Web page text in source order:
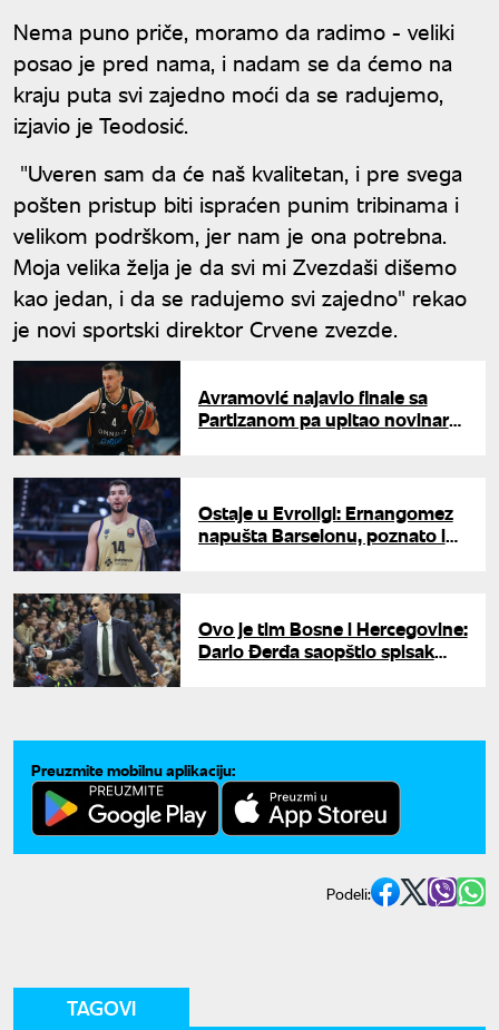
Nema puno priče, moramo da radimo - veliki
posao je pred nama, i nadam se da ćemo na
kraju puta svi zajedno moći da se radujemo,
izjavio je Teodosić.
"Uveren sam da će naš kvalitetan, i pre svega
pošten pristup biti ispraćen punim tribinama i
velikom podrškom, jer nam je ona potrebna.
Moja velika želja je da svi mi Zvezdaši dišemo
kao jedan, i da se radujemo svi zajedno" rekao
je novi sportski direktor Crvene zvezde.
Avramović najavio finale sa
Partizanom pa upitao novinare:
Ostaje u Evroligi: Ernangomez
napušta Barselonu, poznato i
Ovo je tim Bosne i Hercegovine:
Dario Đerđa saopštio spisak
Preuzmite mobilnu aplikaciju:
Podeli:
TAGOVI